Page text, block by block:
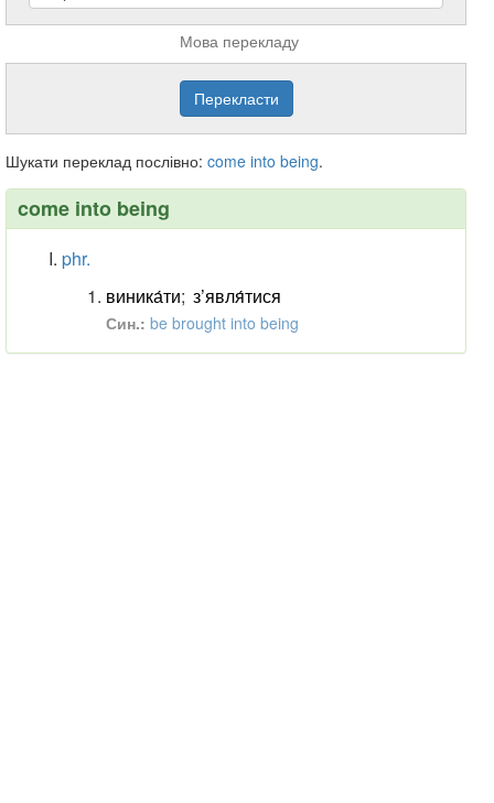
Мова перекладу
Шукати переклад послівно: come into being.
come into being
phr.
виника́ти; з’явля́тися
Син.: be brought into being